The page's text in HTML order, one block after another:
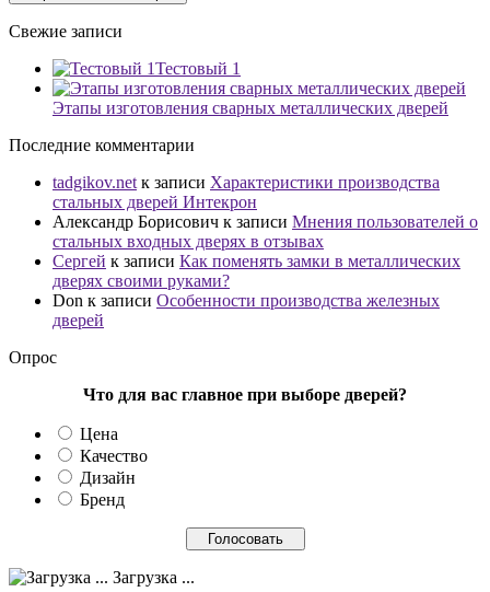
Свежие записи
Тестовый 1
Этапы изготовления сварных металлических дверей
Последние комментарии
tadgikov.net к записи Характеристики производства
стальных дверей Интекрон
Александр Борисович к записи Мнения пользователей о
стальных входных дверях в отзывах
Сергей к записи Как поменять замки в металлических
дверях своими руками?
Don к записи Особенности производства железных
дверей
Опрос
Что для вас главное при выборе дверей?
Цена
Качество
Дизайн
Бренд
Загрузка ...